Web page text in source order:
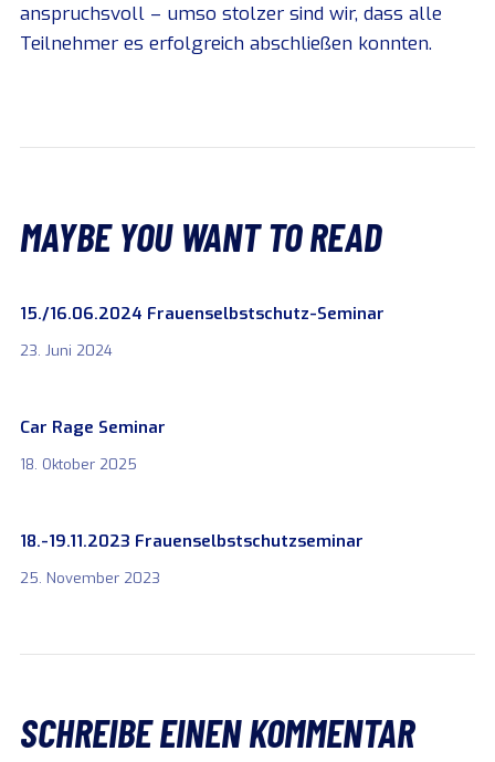
anspruchsvoll – umso stolzer sind wir, dass alle
Teilnehmer es erfolgreich abschließen konnten.
MAYBE YOU WANT TO READ
15./16.06.2024 Frauenselbstschutz-Seminar
23. Juni 2024
Car Rage Seminar
18. Oktober 2025
18.-19.11.2023 Frauenselbstschutzseminar
25. November 2023
SCHREIBE EINEN KOMMENTAR